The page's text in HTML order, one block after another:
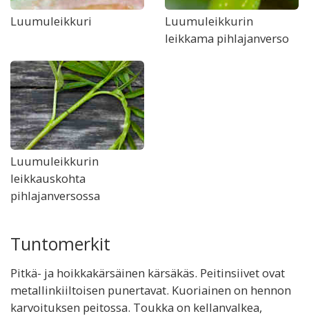
Luumuleikkuri
Luumuleikkurin
leikkama pihlajanverso
Luumuleikkurin
leikkauskohta
pihlajanversossa
Tuntomerkit
Pitkä- ja hoikkakärsäinen kärsäkäs. Peitinsiivet ovat
metallinkiiltoisen punertavat. Kuoriainen on hennon
karvoituksen peitossa. Toukka on kellanvalkea,